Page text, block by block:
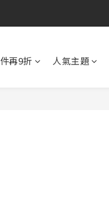
再9折 人氣主題